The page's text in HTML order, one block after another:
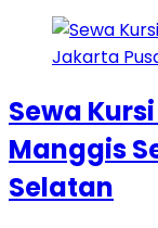
Sewa
Manggis
Selatan